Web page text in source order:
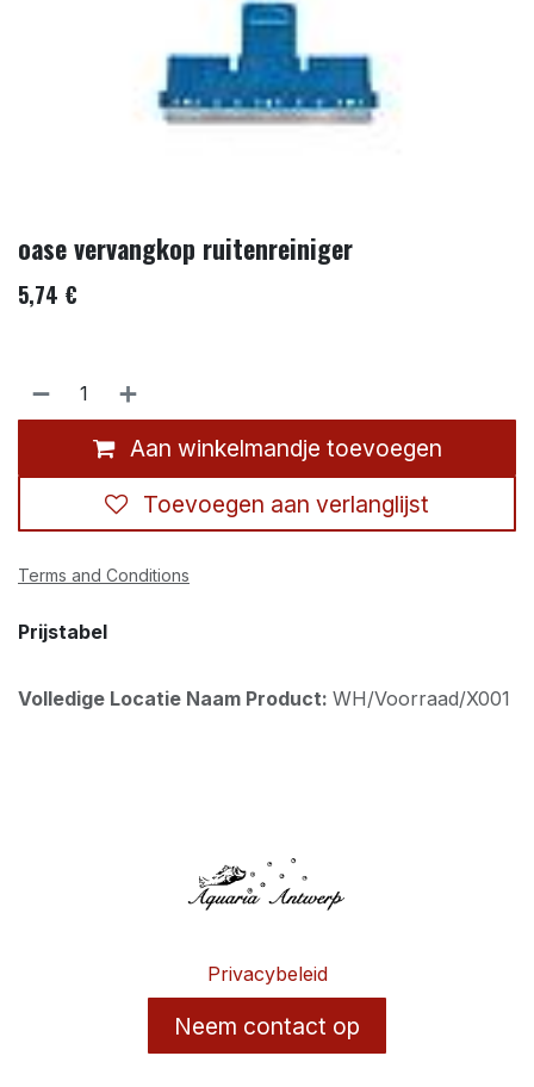
oase vervangkop ruitenreiniger
5,74 €
Aan winkelmandje toevoegen
Toevoegen aan verlanglijst
Terms and Conditions
Prijstabel
Volledige Locatie Naam Product: WH/Voorraad/X001
Privacybeleid
Neem contact op